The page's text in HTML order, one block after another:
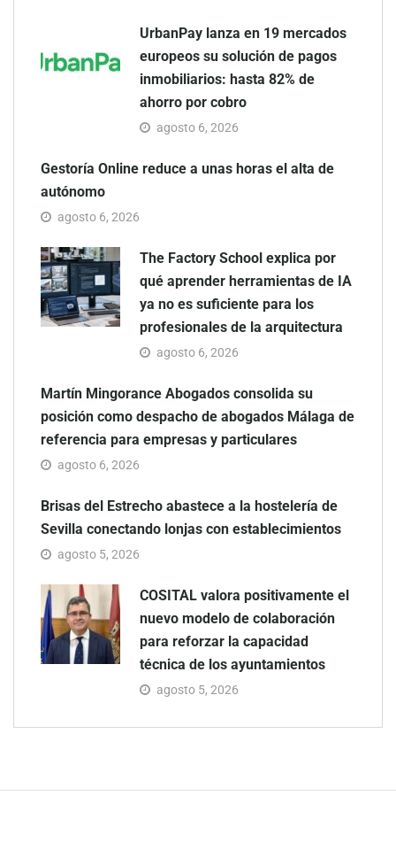
UrbanPay lanza en 19 mercados
europeos su solución de pagos
inmobiliarios: hasta 82% de
ahorro por cobro
agosto 6, 2026
Gestoría Online reduce a unas horas el alta de
autónomo
agosto 6, 2026
The Factory School explica por
qué aprender herramientas de IA
ya no es suficiente para los
profesionales de la arquitectura
agosto 6, 2026
Martín Mingorance Abogados consolida su
posición como despacho de abogados Málaga de
referencia para empresas y particulares
agosto 6, 2026
Brisas del Estrecho abastece a la hostelería de
Sevilla conectando lonjas con establecimientos
agosto 5, 2026
COSITAL valora positivamente el
nuevo modelo de colaboración
para reforzar la capacidad
técnica de los ayuntamientos
agosto 5, 2026